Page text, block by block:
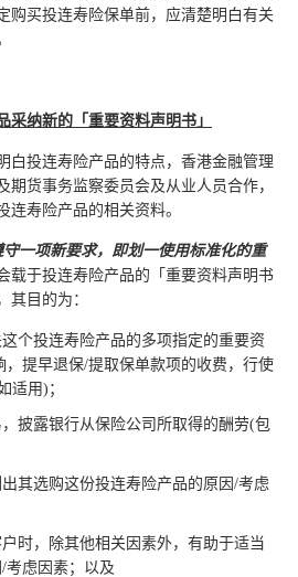
购买投连寿险保单前，应清楚明白有关
采纳新的 「 重要资料声明书」
白投连寿险产品的特点，香港金融管理
期货事务监察委员会及从业人员合作，
连寿险产品的相关资料。
一项新要求，即划一使用标准化的重
载于投连寿险产品的「重要资料声明书
其目的为：
个投连寿险产品的多项指定的重要资
，提早退保/提取保单款项的收费，行使
适用)；
披露银行从保险公司所取得的酬劳(包
其选购这份投连寿险产品的原因/考虑
时，除其他相关因素外，有助于适当
考虑因素；以及